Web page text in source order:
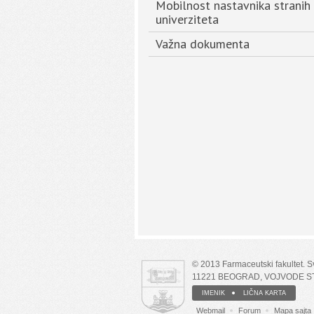
Mobilnost nastavnika stranih
univerziteta
Važna dokumenta
© 2013 Farmaceutski fakultet.
11221 BEOGRAD, VOJVODE
IMENIK LIČNA KARTA
Webmail Forum Mapa sajta